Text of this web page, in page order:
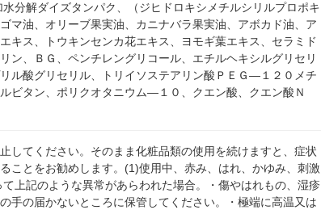
分解ダイズタンパク、（ジヒドロキシメチルシリルプロポキ
マ油、オリーブ果実油、カニナバラ果実油、アボカド油、ア
キス、トウキンセンカ花エキス、ヨモギ葉エキス、セラミド
ン、ＢＧ、ペンチレングリコール、エチルヘキシルグリセリ
ル酸グリセリル、トリイソステアリン酸ＰＥＧ―１２０メチ
ビタン、ポリクオタニウム―１０、クエン酸、クエン酸Ｎ
してください。そのまま化粧品類の使用を続けますと、症状
ことをお勧めします。(1)使用中、赤み、はれ、かゆみ、刺激
上記のような異常があらわれた場合。・傷やはれもの、湿疹
手の届かないところに保管してください。・極端に高温又は